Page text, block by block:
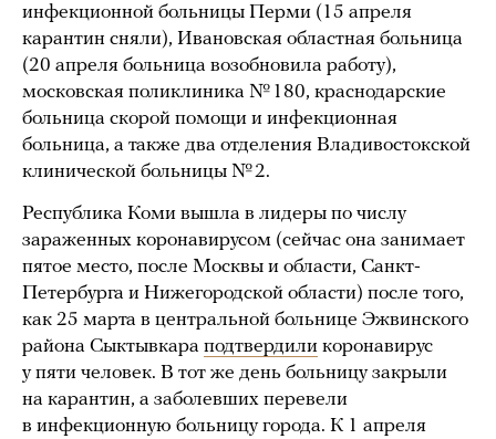
инфекционной больницы Перми (15 апреля
карантин сняли), Ивановская областная больница
(20 апреля больница возобновила работу),
московская поликлиника № 180, краснодарские
больница скорой помощи и инфекционная
больница, а также два отделения Владивостокской
клинической больницы № 2.
Республика Коми вышла в лидеры по числу
зараженных коронавирусом (сейчас она занимает
пятое место, после Москвы и области, Санкт-
Петербурга и Нижегородской области) после того,
как 25 марта в центральной больнице Эжвинского
района Сыктывкара подтвердили коронавирус
у пяти человек. В тот же день больницу закрыли
на карантин, а заболевших перевели
в инфекционную больницу города. К 1 апреля